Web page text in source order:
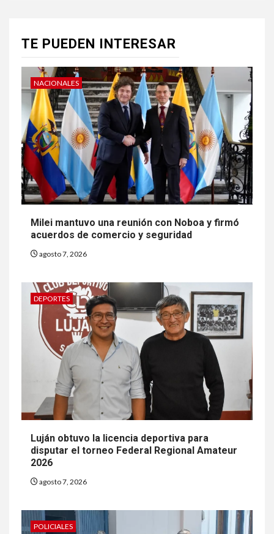
TE PUEDEN INTERESAR
NACIONALES
Milei mantuvo una reunión con Noboa y firmó
acuerdos de comercio y seguridad
agosto 7, 2026
DEPORTES
Luján obtuvo la licencia deportiva para
disputar el torneo Federal Regional Amateur
2026
agosto 7, 2026
POLICIALES